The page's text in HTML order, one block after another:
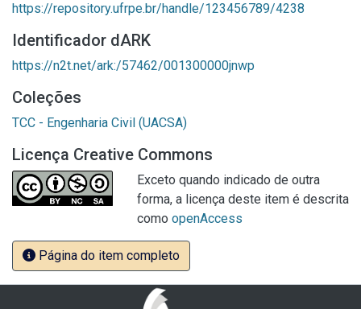
https://repository.ufrpe.br/handle/123456789/4238
Identificador dARK
https://n2t.net/ark:/57462/001300000jnwp
Coleções
TCC - Engenharia Civil (UACSA)
Licença Creative Commons
Exceto quando indicado de outra
forma, a licença deste item é descrita
como openAccess
Página do item completo